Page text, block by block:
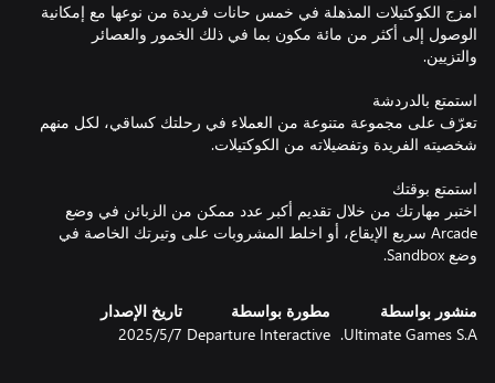
امزج الكوكتيلات المذهلة في خمس حانات فريدة من نوعها مع إمكانية
الوصول إلى أكثر من مائة مكون بما في ذلك الخمور والعصائر
تعرّف على مجموعة متنوعة من العملاء في رحلتك كساقي، لكل منهم
اختبر مهارتك من خلال تقديم أكبر عدد ممكن من الزبائن في وضع
Arcade سريع الإيقاع، أو اخلط المشروبات على وتيرتك الخاصة في
وضع Sandbox.
منشور بواسطة
Ultimate Games S.A.
مطورة بواسطة
Departure Interactive
تاريخ الإصدار
7‏/5‏/2025